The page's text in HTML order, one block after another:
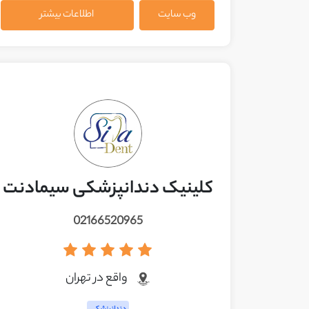
وب سایت اطلاعات بیشتر
کلینیک دندانپزشکی سیمادنت
02166520965
واقع در تهران